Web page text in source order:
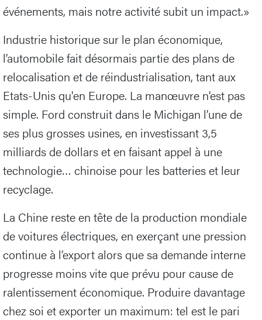
événements, mais notre activité subit un impact.»
Industrie historique sur le plan économique,
l’automobile fait désormais partie des plans de
relocalisation et de réindustrialisation, tant aux
Etats-Unis qu'en Europe. La manœuvre n’est pas
simple. Ford construit dans le Michigan l’une de
ses plus grosses usines, en investissant 3,5
milliards de dollars et en faisant appel à une
technologie… chinoise pour les batteries et leur
recyclage.
La Chine reste en tête de la production mondiale
de voitures électriques, en exerçant une pression
continue à l’export alors que sa demande interne
progresse moins vite que prévu pour cause de
ralentissement économique. Produire davantage
chez soi et exporter un maximum: tel est le pari